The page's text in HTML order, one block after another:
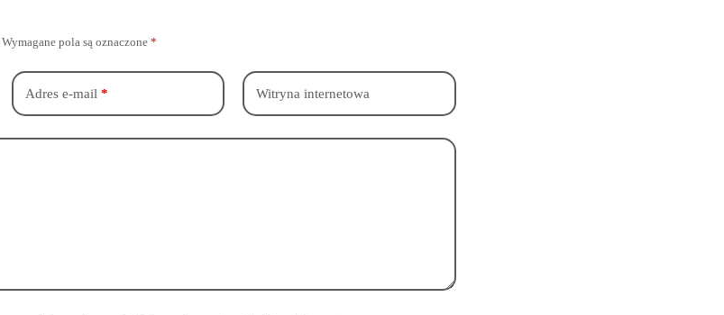
Wymagane pola są oznaczone *
Adres e-mail * Witryna internetowa